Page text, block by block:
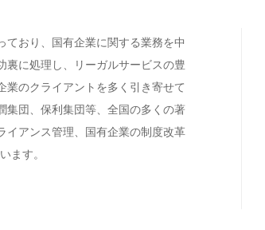
ており、国有企業に関する業務を中
裏に処理し、リーガルサービスの豊
のクライアントを多く引き寄せて
集団、保利集団等、全国の多くの著
イアンス管理、国有企業の制度改革
ます。